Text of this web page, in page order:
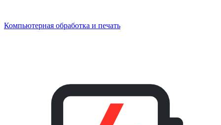
Компьютерная обработка и печать